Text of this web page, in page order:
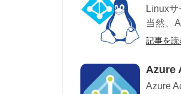
Linux
当然、
記事を読
Azure
Azure